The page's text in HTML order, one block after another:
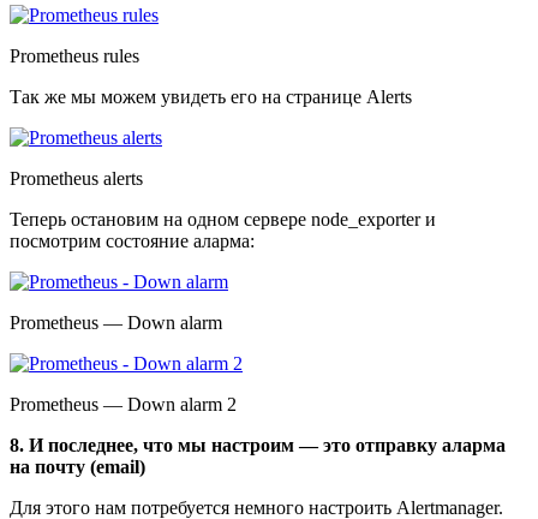
Prometheus rules
Так же мы можем увидеть его на странице Alerts
Prometheus alerts
Теперь остановим на одном сервере node_exporter и
посмотрим состояние аларма:
Prometheus — Down alarm
Prometheus — Down alarm 2
8. И последнее, что мы настроим — это отправку аларма
на почту (email)
Для этого нам потребуется немного настроить Alertmanager.